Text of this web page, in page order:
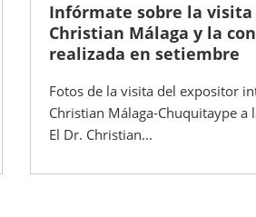
Infórmate sobre la visita
Christian Málaga y la
realizada en setiembre
Fotos de la visita del expositor
Christian Málaga-Chuquitaype a
El Dr. Christian...